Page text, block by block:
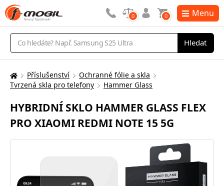
Vyhledávání
Hledat
0 0 Menu
Zde
nacházíte:
Příslušenství
Ochranné fólie a skla
Tvrzená skla pro telefony
Hammer Glass
HYBRIDNÍ SKLO HAMMER GLASS FLEX
PRO XIAOMI REDMI NOTE 15 5G